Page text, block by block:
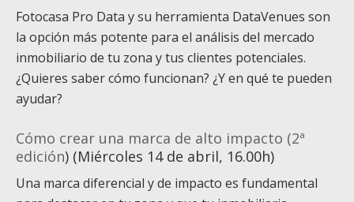
Fotocasa Pro Data y su herramienta DataVenues son
la opción más potente para el análisis del mercado
inmobiliario de tu zona y tus clientes potenciales.
¿Quieres saber cómo funcionan? ¿Y en qué te pueden
ayudar?
Cómo crear una marca de alto impacto (2ª
edición) (Miércoles 14 de abril, 16.00h)
Una marca diferencial y de impacto es fundamental